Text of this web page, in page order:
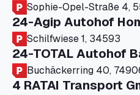
Sophie-Opel-Straße 4,
24-Agip Autohof
Schilfwiese 1, 34593
24-TOTAL Autohof
Buchäckerring 40,
4 RATAI Transport